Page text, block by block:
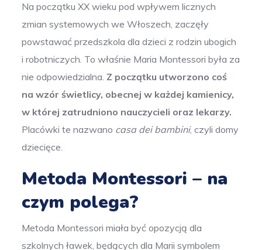
Na początku XX wieku pod wpływem licznych
zmian systemowych we Włoszech, zaczęły
powstawać przedszkola dla dzieci z rodzin ubogich
i robotniczych. To właśnie Maria Montessori była za
nie odpowiedzialna. Z początku utworzono coś
na wzór świetlicy, obecnej w każdej kamienicy,
w której zatrudniono nauczycieli oraz lekarzy.
Placówki te nazwano casa dei bambini, czyli domy
dziecięce.
Metoda Montessori – na
czym polega?
Metoda Montessori miała być opozycją dla
szkolnych ławek, będących dla Marii symbolem